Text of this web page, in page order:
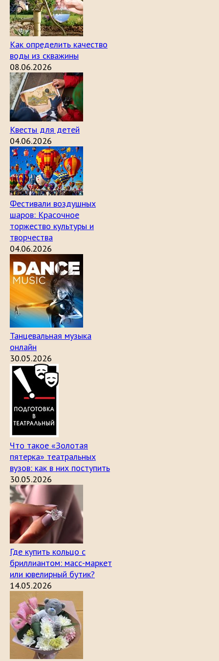
Как определить качество
воды из скважины
08.06.2026
Квесты для детей
04.06.2026
Фестивали воздушных
шаров: Красочное
торжество культуры и
творчества
04.06.2026
Танцевальная музыка
онлайн
30.05.2026
Что такое «Золотая
пятерка» театральных
вузов: как в них поступить
30.05.2026
Где купить кольцо с
бриллиантом: масс-маркет
или ювелирный бутик?
14.05.2026